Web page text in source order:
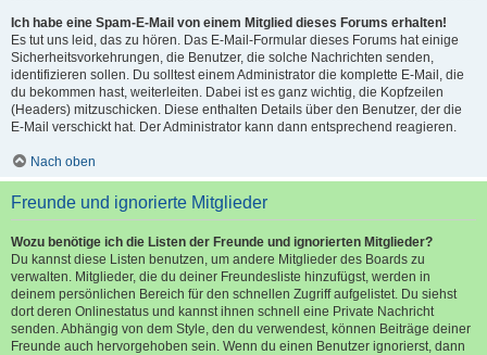
Ich habe eine Spam-E-Mail von einem Mitglied dieses Forums erhalten!
Es tut uns leid, das zu hören. Das E-Mail-Formular dieses Forums hat einige
Sicherheitsvorkehrungen, die Benutzer, die solche Nachrichten senden,
identifizieren sollen. Du solltest einem Administrator die komplette E-Mail, die
du bekommen hast, weiterleiten. Dabei ist es ganz wichtig, die Kopfzeilen
(Headers) mitzuschicken. Diese enthalten Details über den Benutzer, der die
E-Mail verschickt hat. Der Administrator kann dann entsprechend reagieren.
Nach oben
Freunde und ignorierte Mitglieder
Wozu benötige ich die Listen der Freunde und ignorierten Mitglieder?
Du kannst diese Listen benutzen, um andere Mitglieder des Boards zu
verwalten. Mitglieder, die du deiner Freundesliste hinzufügst, werden in
deinem persönlichen Bereich für den schnellen Zugriff aufgelistet. Du siehst
dort deren Onlinestatus und kannst ihnen schnell eine Private Nachricht
senden. Abhängig von dem Style, den du verwendest, können Beiträge deiner
Freunde auch hervorgehoben sein. Wenn du einen Benutzer ignorierst, dann